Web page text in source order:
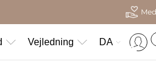
Vejledning DA